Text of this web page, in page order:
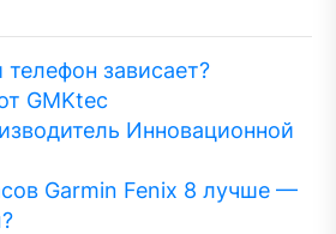
зависает?
GMKtec
Инновационной
Garmin Fenix 8 лучше —